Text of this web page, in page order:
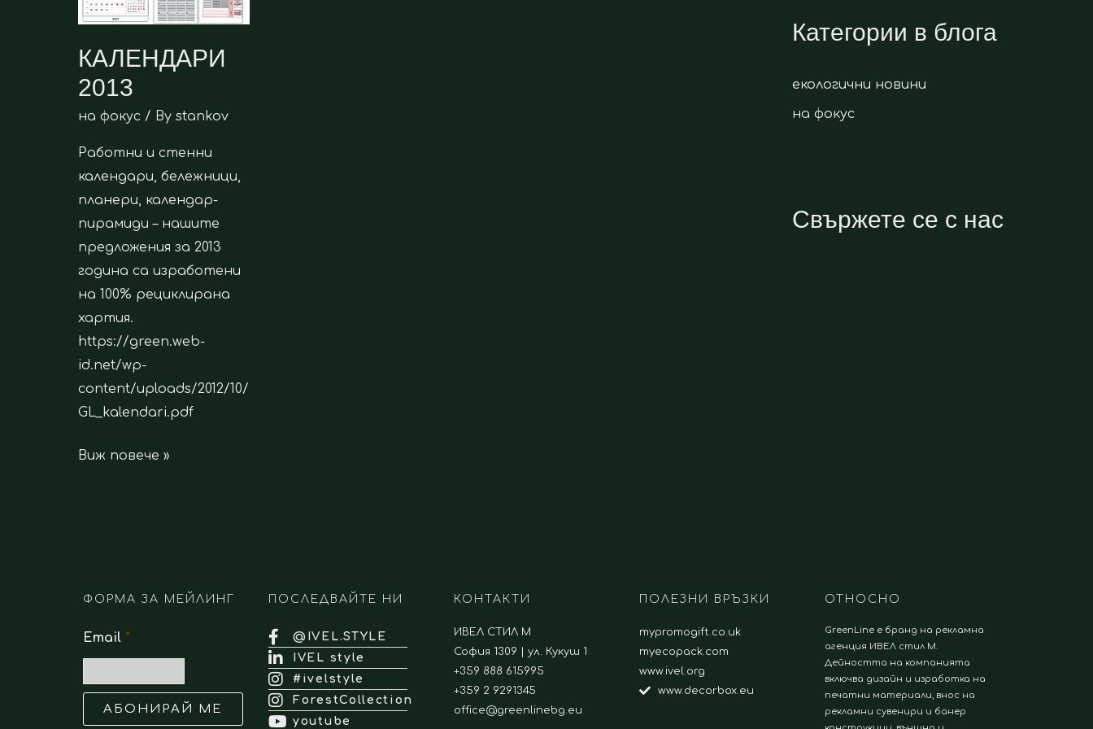
КАЛЕНДАРИ
2013
на фокус / By stankov
Работни и стенни
календари, бележници,
планери, календар-
пирамиди – нашите
предложения за 2013
година са изработени
на 100% рециклирана
хартия.
https://green.web-
id.net/wp-
content/uploads/2012/10/
GL_kalendari.pdf
Виж повече »
Категории в блога
екологични новини
на фокус
Свържете се с нас
ФОРМА ЗА МЕЙЛИНГ
Email *
АБОНИРАЙ МЕ
ПОСЛЕДВАЙТЕ НИ
@IVEL.STYLE
IVEL style
#ivelstyle
ForestCollection
youtube
КОНТАКТИ
ИВЕЛ СТИЛ М
София 1309 | ул. Кукуш 1
+359 888 615995
+359 2 9291345
office@greenlinebg.eu
ПОЛЕЗНИ ВРЪЗКИ
mypromogift.co.uk
myecopack.com
www.ivel.org
www.decorbox.eu
ОТНОСНО
GreenLine е бранд на рекламна
агенция ИВЕЛ стил М.
Дейността на компанията
включва дизайн и изработка на
печатни материали, внос на
рекламни сувенири и банер